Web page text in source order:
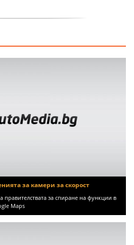
за камери за скорост
правителствата за спиране на функции в
Maps